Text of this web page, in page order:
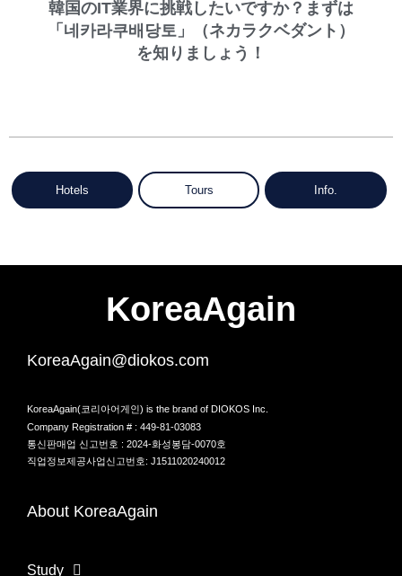
韓国のIT業界に挑戦したいですか？まずは
「네카라쿠배당토」（ネカラクベダント）
を知りましょう！
Hotels Tours Info.
KoreaAgain
KoreaAgain@diokos.com
KoreaAgain(코리아어게인) is the brand of DIOKOS Inc.
Company Registration # : 449-81-03083
통신판매업 신고번호 : 2024-화성봉담-0070호
직업정보제공사업신고번호: J1511020240012
About KoreaAgain
Study